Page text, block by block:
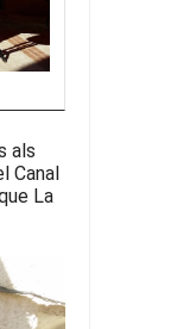
als
Canal
La